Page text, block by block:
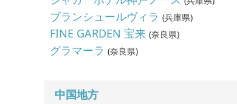
ブランシュールヴィラ (兵庫県)
FINE GARDEN 宝来 (奈良県)
グラマーラ (奈良県)
中国地方